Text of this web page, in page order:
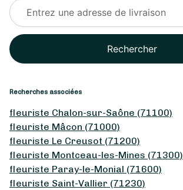
Rechercher
Recherches associées
fleuriste Chalon-sur-Saône (71100)
fleuriste Mâcon (71000)
fleuriste Le Creusot (71200)
fleuriste Montceau-les-Mines (71300)
fleuriste Paray-le-Monial (71600)
fleuriste Saint-Vallier (71230)